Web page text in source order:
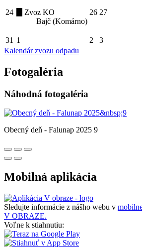
24
Zvoz KO
Bajč (Komárno)
26 27
31 1 2 3
Kalendár zvozu odpadu
Fotogaléria
Náhodná fotogaléria
Obecný deň - Falunap 2025 9
Mobilná aplikácia
Sledujte informácie z nášho webu v
V OBRAZE.
Voľne k stiahnutiu: